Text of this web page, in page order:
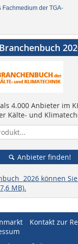
Fachmedium der TGA-
4.000 Anbieter im
Kälte- und
Anbieter finden!
2026 können
MB).
Kontakt zur